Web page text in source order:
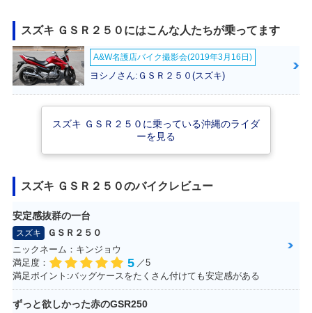
2015年 INAZUMA
250
2014年 GSR250・
カラーチェンジ
2014年 GSR250・
カラーチェンジ
2012年 GW250
スズキ ＧＳＲ２５０にはこんな人たちが乗ってます
A&W名護店バイク撮影会(2019年3月16日)
ヨシノさん:ＧＳＲ２５０(スズキ)
スズキ ＧＳＲ２５０に乗っている沖縄のライダ
ーを見る
スズキ ＧＳＲ２５０のバイクレビュー
安定感抜群の一台
スズキ
ＧＳＲ２５０
ニックネーム：キンジョウ
満足度：
5 ／5
満足ポイント:バッグケースをたくさん付けても安定感がある
ずっと欲しかった赤のGSR250